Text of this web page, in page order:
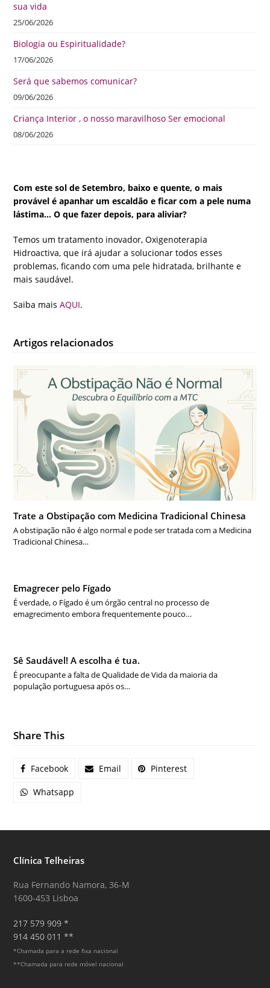
sua vida
25/06/2026
Biologia ou Espiritualidade?
17/06/2026
Será que sabemos comunicar?
09/06/2026
Criança Interior , o nosso maravilhoso Ser emocional
08/06/2026
Com este sol de Setembro, baixo e quente, o mais
provável é apanhar um escaldão e ficar com a pele numa
lástima… O que fazer depois, para aliviar?
Temos um tratamento inovador, Oxigenoterapia
Hidroactiva, que irá ajudar a solucionar todos esses
problemas, ficando com uma pele hidratada, brilhante e
mais saudável.
Saiba maisAQUI.
Artigos relacionados
Trate a Obstipação com Medicina Tradicional Chinesa
A obstipação não é algo normal e pode ser tratada com a Medicina
Tradicional Chinesa…
Emagrecer pelo Fígado
É verdade, o Fígado é um órgão central no processo de
emagrecimento embora frequentemente pouco…
Sê Saudável! A escolha é tua.
É preocupante a falta de Qualidade de Vida da maioria da
população portuguesa após os…
Share This
Facebook Email Pinterest
Whatsapp
Clínica Telheiras
Rua Fernando Namora, 36-M
1600-453 Lisboa
217 579 909 *
914 450 011 **
*Chamada para a rede fixa nacional
**Chamada para rede móvel nacional